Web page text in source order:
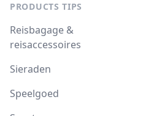
PRODUCTS TIPS
Reisbagage &
reisaccessoires
Sieraden
Speelgoed